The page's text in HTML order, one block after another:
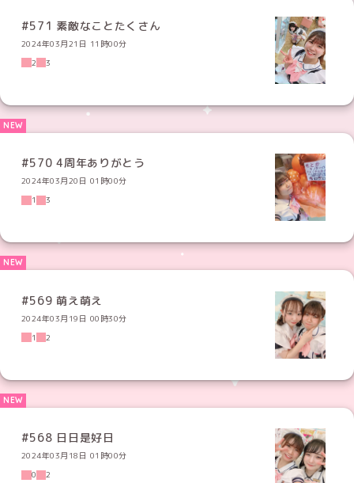
#571 素敵なことたくさん
2024年03月21日 11時00分
2
3
#570 4周年ありがとう
2024年03月20日 01時00分
1
3
#569 萌え萌え
2024年03月19日 00時30分
1
2
#568 日日是好日
2024年03月18日 01時00分
0
2